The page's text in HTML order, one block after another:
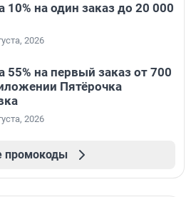
10% на один заказ до 20 000
2026
55% на первый заказ от 700
Пятёрочка
2026
промокоды